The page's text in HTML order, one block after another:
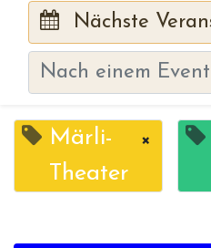
Nächste
Märli-
Theater
×